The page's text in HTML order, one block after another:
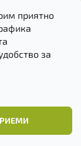
приятно
за